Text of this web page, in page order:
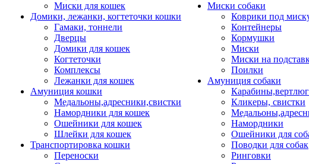
Миски для кошек
Домики, лежанки, когтеточки кошки
Гамаки, тоннели
Дверцы
Домики для кошек
Когтеточки
Комплексы
Лежанки для кошек
Амуниция кошки
Медальоны,адресники,свистки
Намордники для кошек
Ошейники для кошек
Шлейки для кошек
Транспортировка кошки
Переноски
Миски собаки
Коврики под
Контейнеры
Кормушки
Миски
Миски на
Поилки
Амуниция собаки
Кликеры, свистки
Намордники
Ошейники для
Поводки для собак
Ринговки